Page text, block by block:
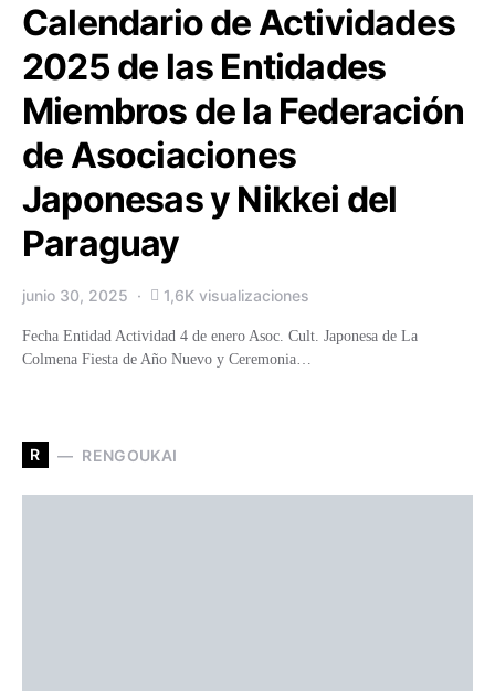
Calendario de Actividades
2025 de las Entidades
Miembros de la Federación
de Asociaciones
Japonesas y Nikkei del
Paraguay
junio 30, 2025 1,6K visualizaciones
Fecha Entidad Actividad 4 de enero Asoc. Cult. Japonesa de La
Colmena Fiesta de Año Nuevo y Ceremonia…
R RENGOUKAI